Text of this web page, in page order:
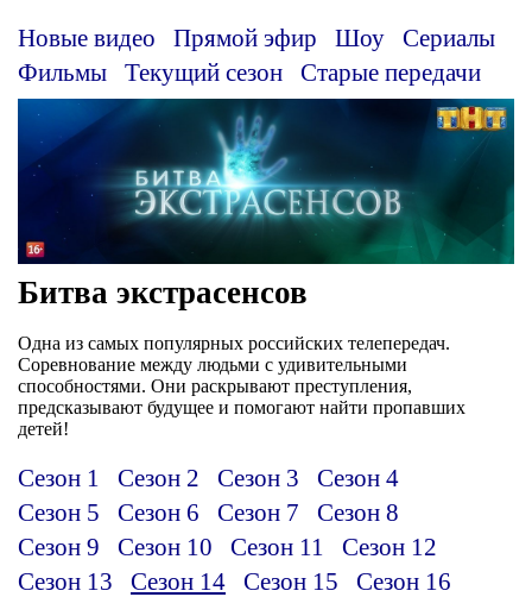
Новые видео Прямой эфир Шоу
Сериалы
Фильмы
Текущий сезон Старые передачи
Битва экстрасенсов
Одна из самых популярных российских телепередач.
Соревнование между людьми с удивительными
способностями. Они раскрывают преступления,
предсказывают будущее и помогают найти пропавших
детей!
Сезон 1 Сезон 2 Сезон 3
Сезон 4
Сезон 5
Сезон 6 Сезон 7
Сезон 8
Сезон 9
Сезон 10 Сезон 11
Сезон 12
Сезон 13
Сезон 14 Сезон 15
Сезон 16